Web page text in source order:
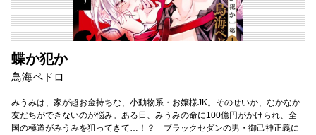
蝶か犯か
鳥海ペドロ
みうみは、家が超お金持ちな、小動物系・お嬢様JK。そのせいか、なかなか
友だちができないのが悩み。ある日、みうみの命に100億円がかけられ、全
国の極道がみうみを狙ってきて…！？ ブラックセダンの男・御己神正義に